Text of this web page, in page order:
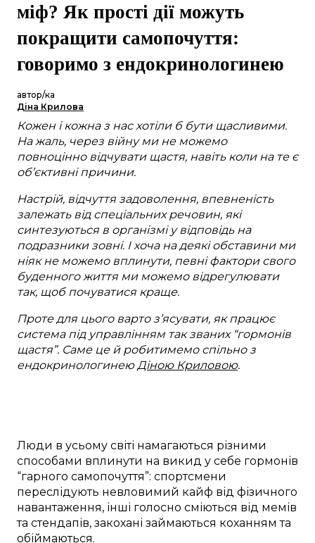
міф? Як прості дії можуть
покращити самопочуття:
говоримо з ендокринологинею
автор/ка
Діна Крилова
Кожен і кожна з нас хотіли б бути щасливими.
На жаль, через війну ми не можемо
повноцінно відчувати щастя, навіть коли на те є
об’єктивні причини.
Настрій, відчуття задоволення, впевненість
залежать від спеціальних речовин, які
синтезуються в організмі у відповідь на
подразники зовні. І хоча на деякі обставини ми
ніяк не можемо вплинути, певні фактори свого
буденного життя ми можемо відрегулювати
так, щоб почуватися краще.
Проте для цього варто з’ясувати, як працює
система під управлінням так званих “гормонів
щастя”. Саме це й робитимемо спільно з
ендокринологинеюДіною Криловою.
Люди в усьому світі намагаються різними
способами вплинути на викид у себе гормонів
“гарного самопочуття”: спортсмени
переслідують невловимий кайф від фізичного
навантаження, інші голосно сміються від мемів
та стендапів, закохані займаються коханням та
обіймаються.